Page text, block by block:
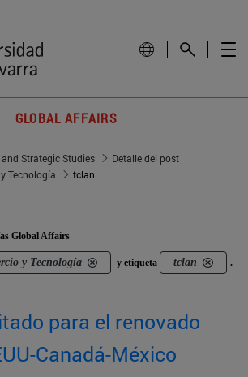
GLOBAL AFFAIRS
Strategic Studies
Detalle del post
Tecnología
tclan
Global Affairs
y Tecnología y etiqueta tclan .
para el renovado
Canadá-México